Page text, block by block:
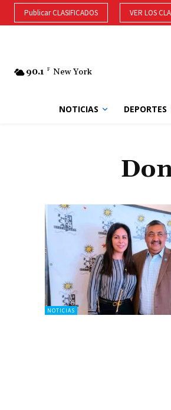
Publicar CLASIFICADOS VER LOS
90.1 F New York
NOTICIAS DEPORTES
NOTICIAS